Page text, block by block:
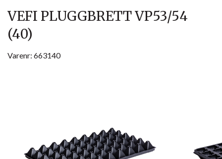
VEFI PLUGGBRETT VP53/54
(40)
Varenr: 663140